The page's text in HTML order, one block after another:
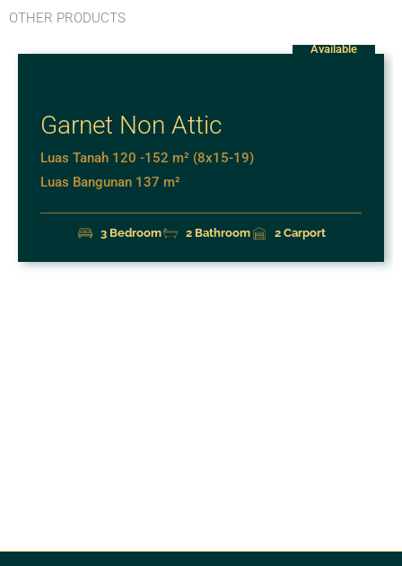
OTHER PRODUCTS
Available
Garnet Non Attic
Luas Tanah 120 -152 m² (8x15-19)
Luas Bangunan 137 m²
3 Bedroom 2 Bathroom 2 Carport